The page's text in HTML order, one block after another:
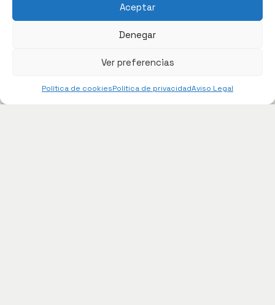
Aceptar
Denegar
Ver preferencias
Política de cookiesPolítica de privacidadAviso Legal